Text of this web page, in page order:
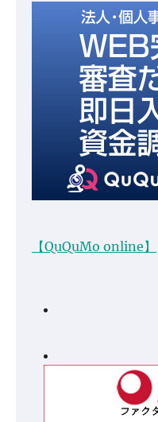
【QuQuMo online】